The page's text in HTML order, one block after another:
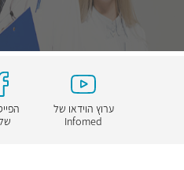
ערוץ הוידאו של
Infomed